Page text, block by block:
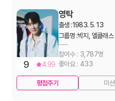
9 4.99
영탁
출생 :1983. 5. 13
그룹명 :박지, 엘클래스
3,787
433
평점주기 미션